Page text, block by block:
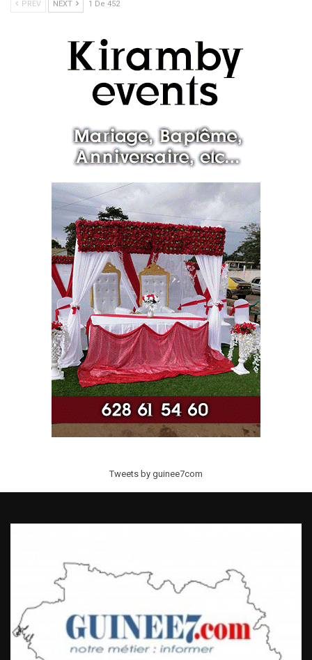
PREV NEXT 1 De 452
Tweets by guinee7com